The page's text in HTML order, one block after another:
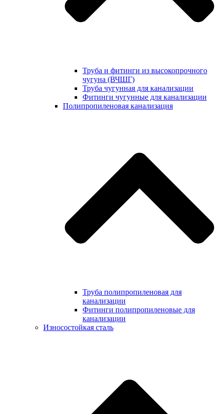
Труба и фитинги из высокопрочного
чугуна (ВЧШГ)
Труба чугунная для канализации
Фитинги чугунные для канализации
Полипропиленовая канализация
Труба полипропиленовая для
канализации
Фитинги полипропиленовые для
канализации
Износостойкая сталь